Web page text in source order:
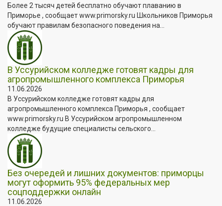
Более 2 тысяч детей бесплатно обучают плаванию в
Приморье , сообщает www.primorsky.ru Школьников Приморья
обучают правилам безопасного поведения на...
В Уссурийском колледже готовят кадры для
агропромышленного комплекса Приморья
11.06.2026
В Уссурийском колледже готовят кадры для
агропромышленного комплекса Приморья , сообщает
www.primorsky.ru В Уссурийском агропромышленном
колледже будущие специалисты сельского...
Без очередей и лишних документов: приморцы
могут оформить 95% федеральных мер
соцподдержки онлайн
11.06.2026